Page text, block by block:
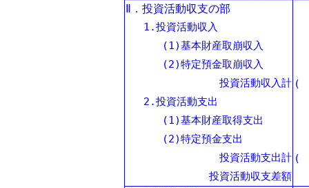
Ⅱ．投資活動収支の部
1.投資活動収入
(1)基本財産取崩収入
(2)特定預金取崩収入
投資活動収入計 (
2.投資活動支出
(1)基本財産取得支出
(2)特定預金支出
投資活動支出計 (
投資活動収支差額